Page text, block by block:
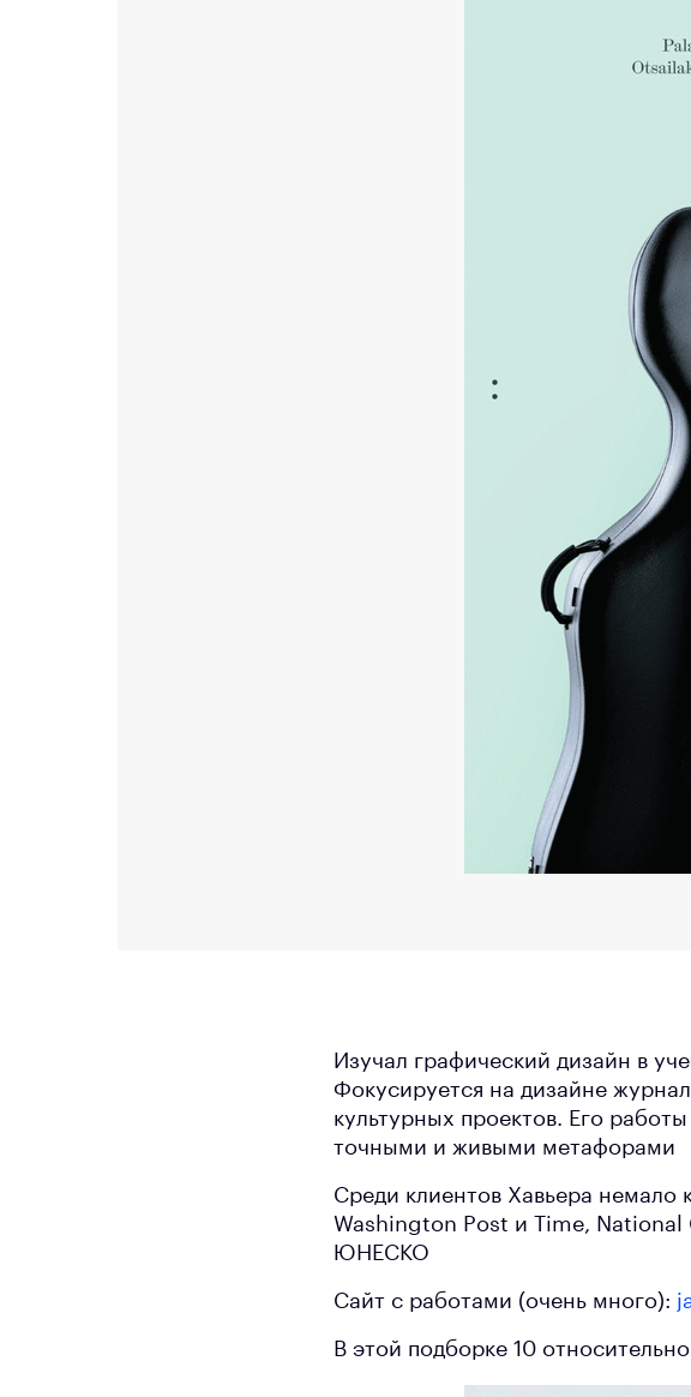
Изучал графический дизайн в
Фокусируется на дизайне
культурных проектов. Его
точными и живыми метафорами
Среди клиентов Хавьера немало
Washington Post и Time, National
ЮНЕСКО
Сайт с работами (очень много):
В этой подборке 10